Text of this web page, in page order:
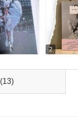
2
(13)